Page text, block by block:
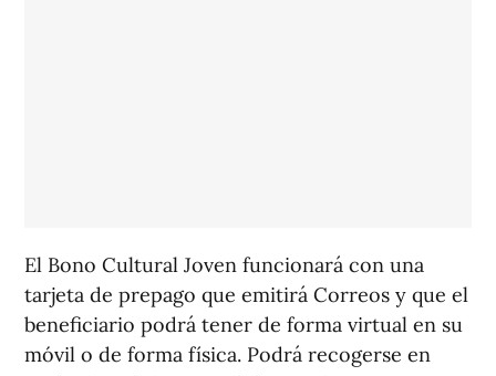
El Bono Cultural Joven funcionará con una
tarjeta de prepago que emitirá Correos y que el
beneficiario podrá tener de forma virtual en su
móvil o de forma física. Podrá recogerse en